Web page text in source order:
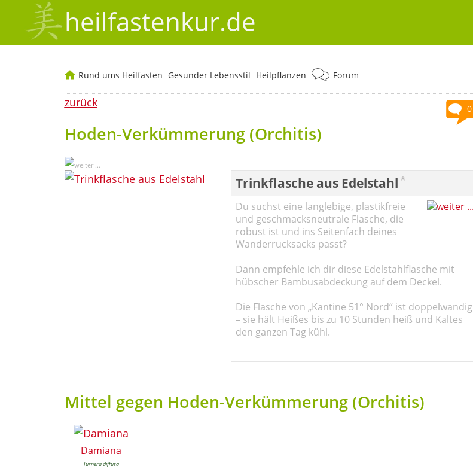
heilfastenkur.de
Rund ums Heilfasten Gesunder Lebensstil Heilpflanzen Forum
0
zurück
Hoden-Verkümmerung (Orchitis)
Trinkflasche aus Edelstahl *
Du suchst eine langlebige, plastikfreie
und geschmacksneutrale Flasche, die
robust ist und ins Seitenfach deines
Wanderrucksacks passt?
Dann empfehle ich dir diese Edelstahlflasche mit
hübscher Bambusabdeckung auf dem Deckel.
Die Flasche von „Kantine 51° Nord“ ist doppelwandig
– sie hält Heißes bis zu 10 Stunden heiß und Kaltes
den ganzen Tag kühl.
Mittel gegen Hoden-Verkümmerung (Orchitis)
Damiana
Turnera diffusa